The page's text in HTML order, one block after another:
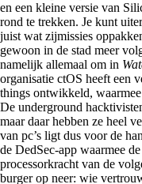
en een kleine versie van
rond te trekken. Je kunt
juist wat zijmissies
gewoon in de stad meer
namelijk allemaal om in
organisatie ctOS heeft een
things ontwikkeld,
De underground
maar daar hebben ze heel
van pc’s ligt dus voor de
de DedSec-app waarmee
processorkracht van de
burger op neer: wie